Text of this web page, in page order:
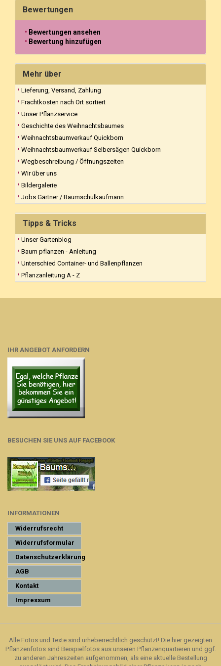
Bewertungen
Bewertungen ansehen
Bewertung hinzufügen
Mehr über
Lieferung, Versand, Zahlung
Frachtkosten nach Ort sortiert
Unser Pflanzservice
Geschichte des Weihnachtsbaumes
Weihnachtsbaumverkauf Quickborn
Weihnachtsbaumverkauf Selbersägen Quickborn
Wegbeschreibung / Öffnungszeiten
Wir über uns
Bildergalerie
Jobs Gärtner / Baumschulkaufmann
Tipps & Tricks
Unser Gartenblog
Baum pflanzen - Anleitung
Unterschied Container- und Ballenpflanzen
Pflanzanleitung A - Z
IHR ANGEBOT ANFORDERN
BESUCHEN SIE UNS AUF FACEBOOK
INFORMATIONEN
Widerrufsrecht
Widerrufsformular
Datenschutzerklärung
AGB
Kontakt
Impressum
Alle Fotos und Texte sind urheberrechtlich geschützt! Die hier gezeigten
Pflanzenfotos sind Beispielfotos aus unseren Pflanzenquartieren und ggf.
zu anderen Jahreszeiten aufgenommen, als eine aktuelle Bestellung